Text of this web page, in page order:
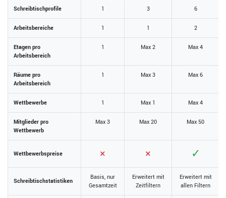
Schreibtischprofile 1 3 6
Arbeitsbereiche 1 1 2
Etagen pro
Arbeitsbereich
1 Max 2 Max 4
Räume pro
Arbeitsbereich
1 Max 3 Max 6
Wettbewerbe 1 Max 1 Max 4
Mitglieder pro
Wettbewerb
Max 3 Max 20 Max 50
Wettbewerbspreise × × ✓
Schreibtischstatistiken
Basis, nur
Gesamtzeit
Erweitert mit
Zeitfiltern
Erweitert mit
allen Filtern